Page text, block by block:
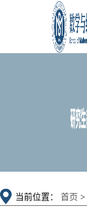
当前位置： 首页 >